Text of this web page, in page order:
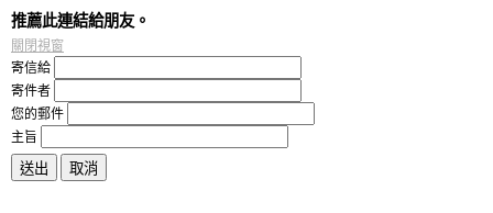
推薦此連結給朋友。
關閉視窗
寄信給
寄件者
您的郵件
主旨
送出 取消